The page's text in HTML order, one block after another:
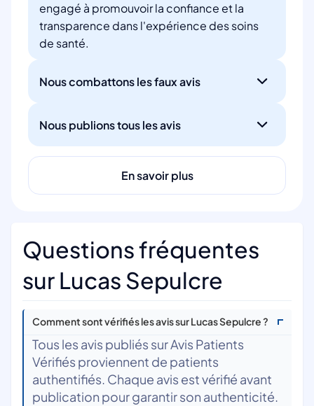
engagé à promouvoir la confiance et la
transparence dans l'expérience des soins
de santé.
Nous combattons les faux avis
Nous publions tous les avis
En savoir plus
Questions fréquentes
sur Lucas Sepulcre
Comment sont vérifiés les avis sur Lucas Sepulcre ?
Tous les avis publiés sur Avis Patients
Vérifiés proviennent de patients
authentifiés. Chaque avis est vérifié avant
publication pour garantir son authenticité.